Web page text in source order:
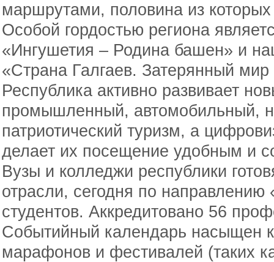
маршрутами, половина из
Особой гордостью региона
«Ингушетия – Родина башен» и
«Страна Галгаев. Затерянный мир
Республика активно развивает
промышленный, автомобильный,
патриотический туризм, а
делает их посещение удобным и
Вузы и колледжи республики
отрасли, сегодня по направлению
студентов. Аккредитовано 56
Событийный календарь насыщен
марафонов и фестивалей (таких